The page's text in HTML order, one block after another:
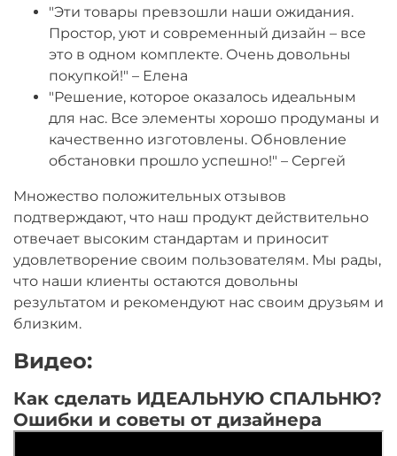
"Эти товары превзошли наши ожидания.
Простор, уют и современный дизайн – все
это в одном комплекте. Очень довольны
покупкой!" – Елена
"Решение, которое оказалось идеальным
для нас. Все элементы хорошо продуманы и
качественно изготовлены. Обновление
обстановки прошло успешно!" – Сергей
Множество положительных отзывов
подтверждают, что наш продукт действительно
отвечает высоким стандартам и приносит
удовлетворение своим пользователям. Мы рады,
что наши клиенты остаются довольны
результатом и рекомендуют нас своим друзьям и
близким.
Видео:
Как сделать ИДЕАЛЬНУЮ СПАЛЬНЮ?
Ошибки и советы от дизайнера